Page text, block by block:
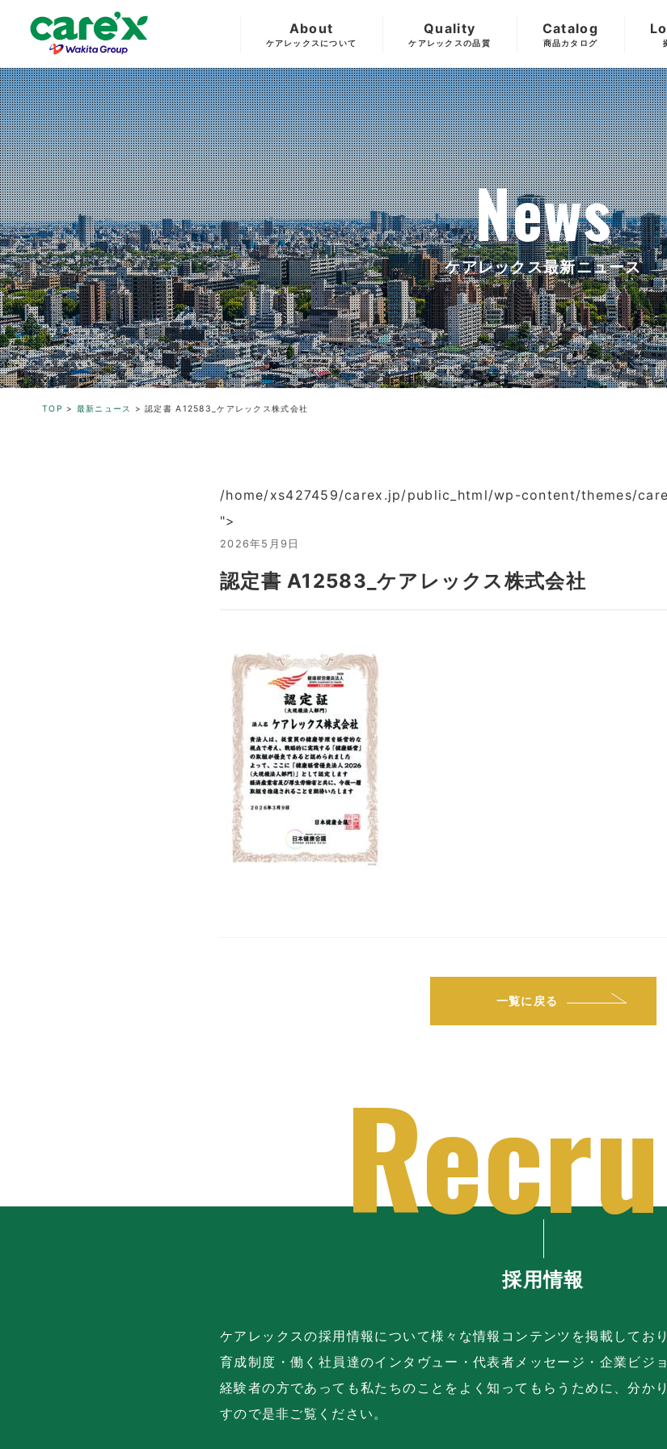
About
ケアレックスについて
Quality
ケアレックスの品質
Catalog
商品カタログ
News
ケアレックス最新ニュース
TOP > 最新ニュース >認定書 A12583_ケアレックス株式会社
/home/xs427459/carex.jp/public_html/wp-content/themes/
">
2026年5月9日
認定書 A12583_ケアレックス株式会社
一覧に戻る
採用情報
ケアレックスの採用情報について様々な情報コンテンツを掲載してお
育成制度・働く社員達のインタヴュー・代表者メッセージ・企業ビジ
経験者の方であっても私たちのことをよく知ってもらうために、分か
すので是非ご覧ください。